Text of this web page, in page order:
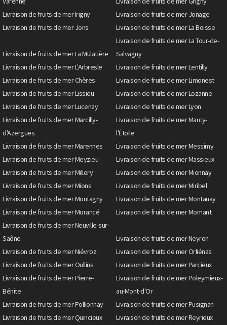
Livraison de fruits de mer Irigny
Livraison de fruits de mer Jonage
Livraison de fruits de mer Jons
Livraison de fruits de mer La Boisse
Livraison de fruits de mer La Mulatière
Livraison de fruits de mer La Tour-de-
Salvagny
Livraison de fruits de mer L'Arbresle
Livraison de fruits de mer Lentilly
Livraison de fruits de mer Chères
Livraison de fruits de mer Limonest
Livraison de fruits de mer Lissieu
Livraison de fruits de mer Lozanne
Livraison de fruits de mer Lucenay
Livraison de fruits de mer Lyon
Livraison de fruits de mer Marcilly-
d'Azergues
Livraison de fruits de mer Marcy-
l'Étoile
Livraison de fruits de mer Marennes
Livraison de fruits de mer Messimy
Livraison de fruits de mer Meyzieu
Livraison de fruits de mer Massieux
Livraison de fruits de mer Millery
Livraison de fruits de mer Mionnay
Livraison de fruits de mer Mions
Livraison de fruits de mer Miribel
Livraison de fruits de mer Montagny
Livraison de fruits de mer Montanay
Livraison de fruits de mer Morancé
Livraison de fruits de mer Mornant
Livraison de fruits de mer Neuville-sur-
Saône
Livraison de fruits de mer Neyron
Livraison de fruits de mer Niévroz
Livraison de fruits de mer Orliénas
Livraison de fruits de mer Oullins
Livraison de fruits de mer Parcieux
Livraison de fruits de mer Pierre-
Bénite
Livraison de fruits de mer Poleymieux-
au-Mont-d'Or
Livraison de fruits de mer Pollionnay
Livraison de fruits de mer Pusignan
Livraison de fruits de mer Quincieux
Livraison de fruits de mer Reyrieux